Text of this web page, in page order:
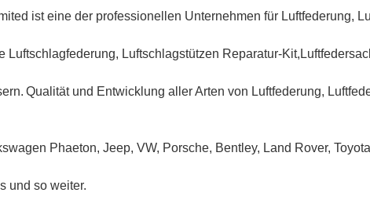
ist eine der professionellen Unternehmen für Luftfederung,
Luftschlagfederung, Luftschlagstützen Reparatur-
Qualität und Entwicklung aller Arten von Luftfederung,
Phaeton, Jeep, VW, Porsche, Bentley, Land Rover,
und so weiter.